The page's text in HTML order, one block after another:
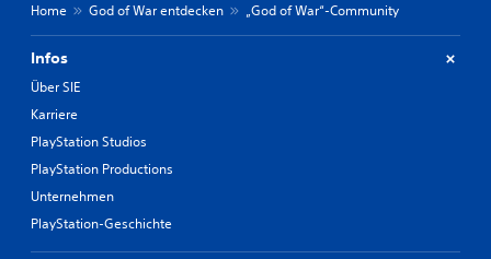
Home God of War entdecken „God of War“-Community
Infos
Über SIE
Karriere
PlayStation Studios
PlayStation Productions
Unternehmen
PlayStation-Geschichte